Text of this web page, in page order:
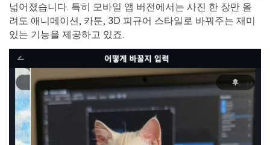
넓어졌습니다. 특히 모바일 앱 버전에서는 사진 한 장만 올
려도 애니메이션, 카툰, 3D 피규어 스타일로 바꿔주는 재미
있는 기능을 제공하고 있죠.